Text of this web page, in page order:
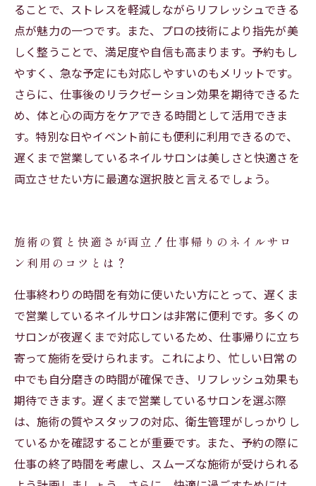
ることで、ストレスを軽減しながらリフレッシュできる
点が魅力の一つです。また、プロの技術により指先が美
しく整うことで、満足度や自信も高まります。予約もし
やすく、急な予定にも対応しやすいのもメリットです。
さらに、仕事後のリラクゼーション効果を期待できるた
め、体と心の両方をケアできる時間として活用できま
す。特別な日やイベント前にも便利に利用できるので、
遅くまで営業しているネイルサロンは美しさと快適さを
両立させたい方に最適な選択肢と言えるでしょう。
施術の質と快適さが両立！仕事帰りのネイルサロ
ン利用のコツとは？
仕事終わりの時間を有効に使いたい方にとって、遅くま
で営業しているネイルサロンは非常に便利です。多くの
サロンが夜遅くまで対応しているため、仕事帰りに立ち
寄って施術を受けられます。これにより、忙しい日常の
中でも自分磨きの時間が確保でき、リフレッシュ効果も
期待できます。遅くまで営業しているサロンを選ぶ際
は、施術の質やスタッフの対応、衛生管理がしっかりし
ているかを確認することが重要です。また、予約の際に
仕事の終了時間を考慮し、スムーズな施術が受けられる